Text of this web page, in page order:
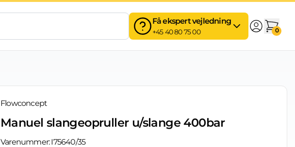
Få ekspert vejledning
+45 40 80 75 00 0
Flowconcept
Manuel slangeopruller u/slange 400bar
Varenummer:I75640/35